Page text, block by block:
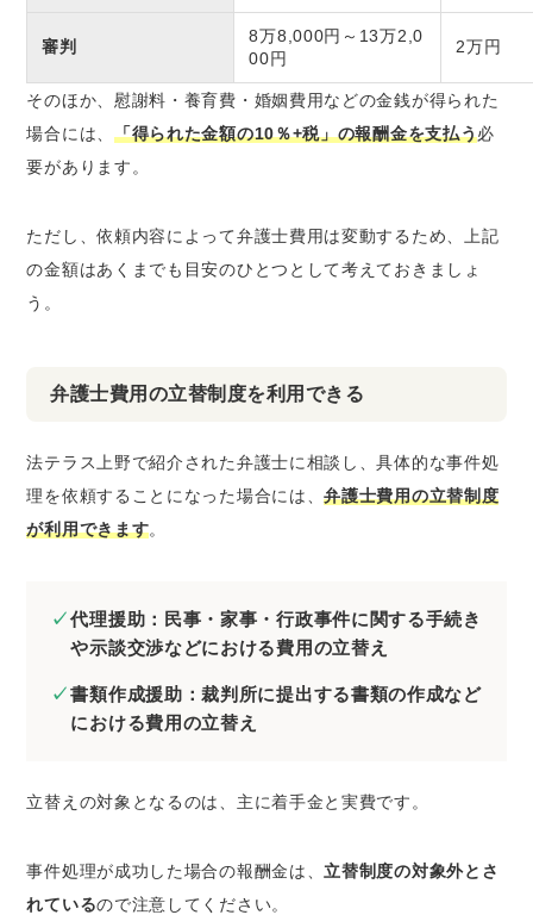
審判
8万8,000円～13万2,0
00円
2万円
そのほか、慰謝料・養育費・婚姻費用などの金銭が得られた
場合には、 「得られた金額の10％+税」の報酬金を支払う必
要があります。
ただし、依頼内容によって弁護士費用は変動するため、上記
の金額はあくまでも目安のひとつとして考えておきましょ
う。
弁護士費用の立替制度を利用できる
法テラス上野で紹介された弁護士に相談し、具体的な事件処
理を依頼することになった場合には、弁護士費用の立替制度
が利用できます。
代理援助：民事・家事・行政事件に関する手続き
や示談交渉などにおける費用の立替え
書類作成援助：裁判所に提出する書類の作成など
における費用の立替え
立替えの対象となるのは、主に着手金と実費です。
事件処理が成功した場合の報酬金は、立替制度の対象外とさ
れているので注意してください。